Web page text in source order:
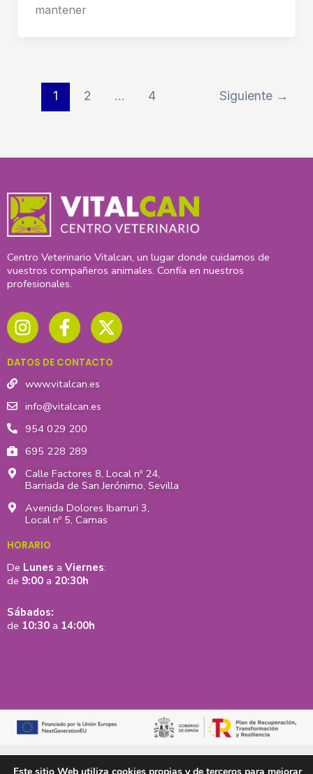
mantener
1 2 … 4 Siguiente →
Centro Veterinario Vitalcan, un lugar donde cuidamos de
vuestros compañeros animales. Confía en nuestros
profesionales.
n
s
a
g
r
a
m
a
c
b
o
o
k
-
f
-
t
i
DATOS DE CONTACTO
www.vitalcan.es
info@vitalcan.es
954 029 200
695 228 289
Calle Factores 8, Local nº 24,
Barriada de San Jerónimo, Sevilla
Avenida Dolores Ibarruri 3,
Local nº 5, Camas
HORARIO
De Lunes a Viernes:
de 9:00 a 20:30h
Sábados:
de 10:30 a 14:00h